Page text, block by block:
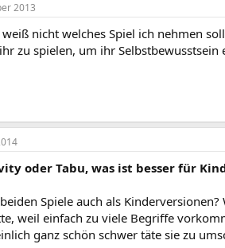
2013
nicht welches Spiel ich nehmen
zu spielen, um ihr
oder Tabu, was ist besser für
Spiele auch als
weil einfach zu viele Begriffe
ganz schön schwer täte sie zu